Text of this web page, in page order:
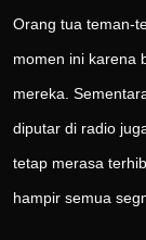
Orang tua teman-
momen ini karena
mereka.
diputar di radio
tetap merasa
hampir semua